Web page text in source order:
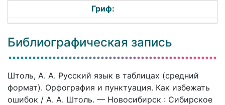
Гриф:
Библиографическая запись
Штоль, А. А. Русский язык в таблицах (средний
формат). Орфография и пунктуация. Как избежать
ошибок / А. А. Штоль. — Новосибирск : Сибирское